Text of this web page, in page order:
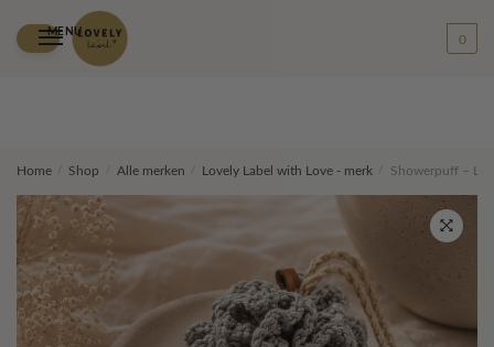
navigation
content
MENU
0
Home Shop Alle merken Lovely Label with Love - merk / Showerpuff –